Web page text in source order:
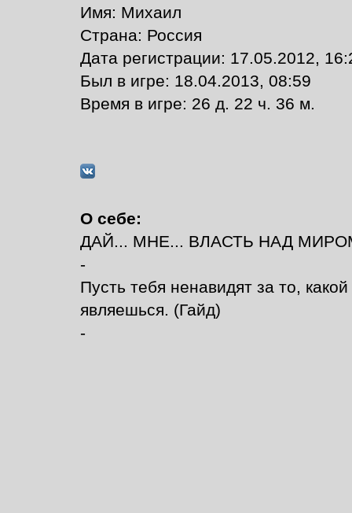
Имя: Михаил
Страна: Россия
Дата регистрации: 17.05.2012,
Был в игре: 18.04.2013, 08:59
Время в игре: 26 д. 22 ч. 36 м.
О себе:
ДАЙ... МНЕ... ВЛАСТЬ НАД
-
Пусть тебя ненавидят за то,
являешься. (Гайд)
-